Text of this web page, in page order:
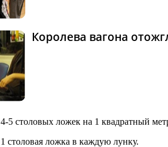
Королева вагона
4-5 столовых ложек на 1 квадратный
1 столовая ложка в каждую лунку.